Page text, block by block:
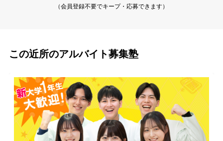
（会員登録不要でキープ・応募できます）
この近所のアルバイト募集塾